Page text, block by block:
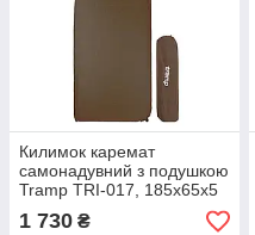
Килимок каремат
самонадувний з подушкою
Tramp TRI-017, 185х65х5
см
1 730 ₴